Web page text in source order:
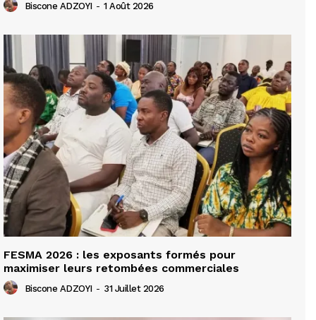
Biscone ADZOYI - 1 Août 2026
FESMA 2026 : les exposants formés pour
maximiser leurs retombées commerciales
Biscone ADZOYI - 31 Juillet 2026